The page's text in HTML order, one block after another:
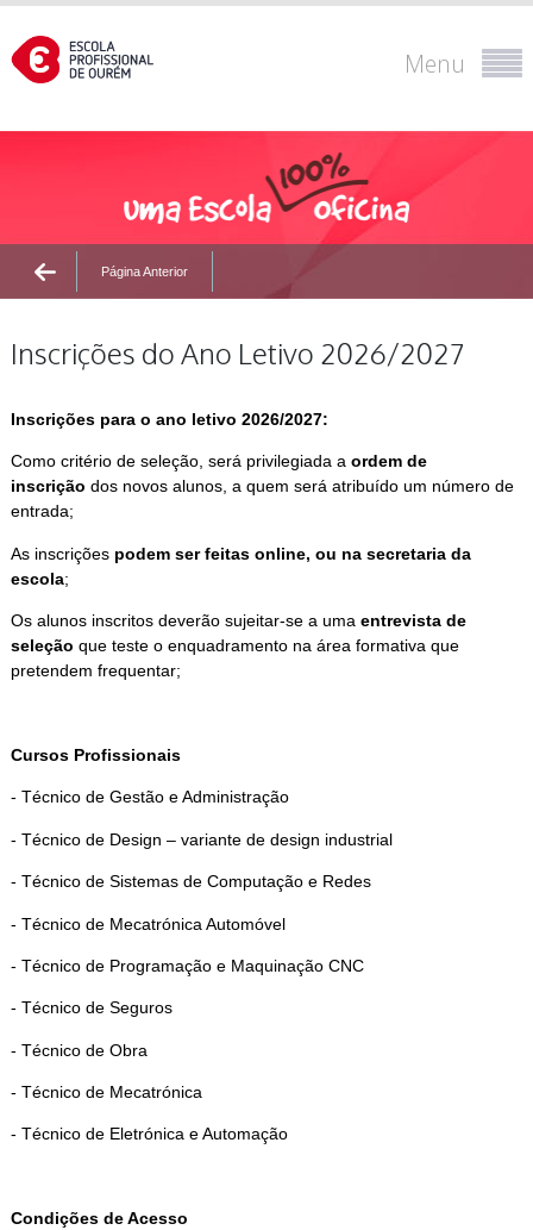
Menu
Página Anterior
Inscrições do Ano Letivo 2026/2027
Inscrições para o ano letivo 2026/2027:
Como critério de seleção, será privilegiada a ordem de
inscrição dos novos alunos, a quem será atribuído um número de
entrada;
As inscrições podem ser feitas online, ou na secretaria da
escola;
Os alunos inscritos deverão sujeitar-se a uma entrevista de
seleção que teste o enquadramento na área formativa que
pretendem frequentar;
Cursos Profissionais
- Técnico de Gestão e Administração
- Técnico de Design – variante de design industrial
- Técnico de Sistemas de Computação e Redes
- Técnico de Mecatrónica Automóvel
- Técnico de Programação e Maquinação CNC
- Técnico de Seguros
- Técnico de Obra
- Técnico de Mecatrónica
- Técnico de Eletrónica e Automação
Condições de Acesso